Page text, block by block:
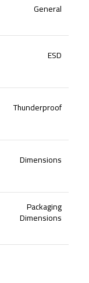
General
ESD
Thunderproof
Dimensions
Packaging
Dimensions